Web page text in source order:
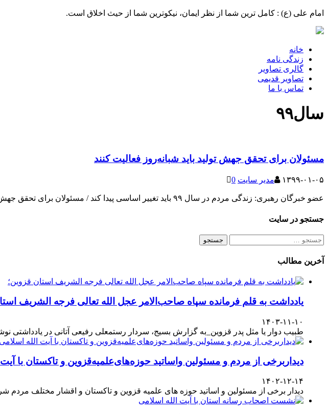
امام علی (ع) : کامل ترین شما از نظر ایمان، نیکوترین شما از حیث اخلاق است.
خانه
زندگی نامه
گالری تصاویر
تصاویر قدیمی
تماس با ما
سال۹۹
مسئولان برای تحقق جهش تولید باید شبانه‌روز فعالیت کنند
۱۳۹۹-۰۱-۰۵ مدیر سایت 0
عضو خبرگان رهبری: ‌زندگی مردم در سال ۹۹ باید تغییر اساسی پیدا کند / مسئولان برای تحقق جهش تولید باید شبانه‌روز فعالیت کنند عضو مجلس
جستجو در سایت
جستجو
آخرین مطالب
یادداشت به قلم فرمانده سپاه صاحب‌الامر عجل الله تعالی فرجه الشریف
۱۴۰۳-۱۱-۱۰
طبیب دوار یا مثل پدر قزوین_به گزارش بسیج، سردار رستمعلی رفیعی آتانی در یادداشتی
دیداربرخی از مردم و مسئولین واساتید حوزه‌های‌علمیه‌قزوین و تاکستان با
۱۴۰۲-۱۲-۱۴
دیدار برخی از مسئولین و اساتید حوزه های علمیه قزوین و تاکستان و اقشار مختلف